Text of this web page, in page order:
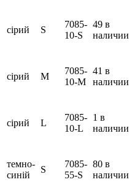
сірий S
7085-
10-S
49 в
наличии
сірий M
7085-
10-M
41 в
наличии
сірий L
7085-
10-L
1 в
наличии
темно-
синій
S
7085-
55-S
80 в
наличии